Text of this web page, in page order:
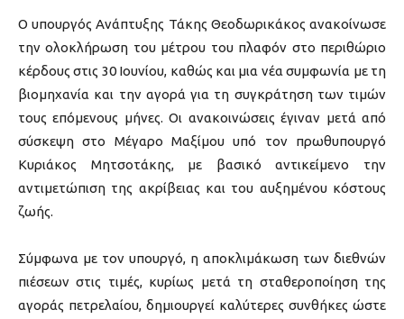
Ο υπουργός Ανάπτυξης Τάκης Θεοδωρικάκος ανακοίνωσε
την ολοκλήρωση του μέτρου του πλαφόν στο περιθώριο
κέρδους στις 30 Ιουνίου, καθώς και μια νέα συμφωνία με τη
βιομηχανία και την αγορά για τη συγκράτηση των τιμών
τους επόμενους μήνες. Οι ανακοινώσεις έγιναν μετά από
σύσκεψη στο Μέγαρο Μαξίμου υπό τον πρωθυπουργό
Κυριάκος Μητσοτάκης, με βασικό αντικείμενο την
αντιμετώπιση της ακρίβειας και του αυξημένου κόστους
ζωής.
Σύμφωνα με τον υπουργό, η αποκλιμάκωση των διεθνών
πιέσεων στις τιμές, κυρίως μετά τη σταθεροποίηση της
αγοράς πετρελαίου, δημιουργεί καλύτερες συνθήκες ώστε